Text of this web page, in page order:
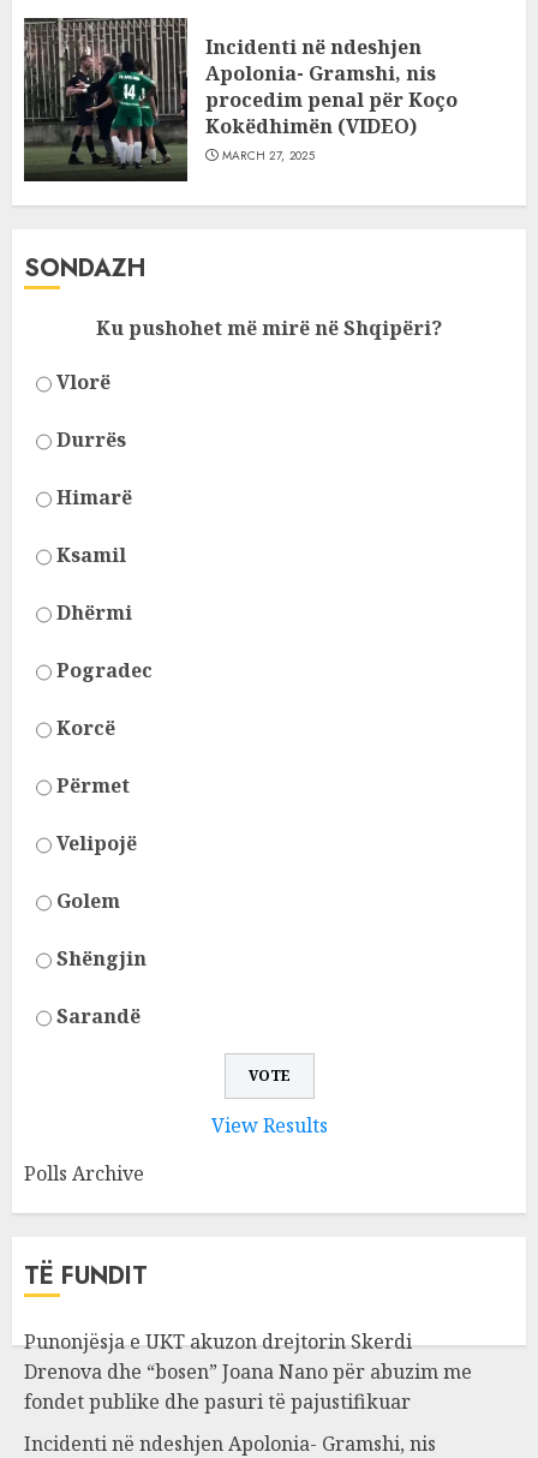
Incidenti në ndeshjen
Apolonia- Gramshi, nis
procedim penal për Koço
Kokëdhimën (VIDEO)
MARCH 27, 2025
SONDAZH
Ku pushohet më mirë në Shqipëri?
Vlorë
Durrës
Himarë
Ksamil
Dhërmi
Pogradec
Korcë
Përmet
Velipojë
Golem
Shëngjin
Sarandë
View Results
Polls Archive
TË FUNDIT
Punonjësja e UKT akuzon drejtorin Skerdi
Drenova dhe “bosen” Joana Nano për abuzim me
fondet publike dhe pasuri të pajustifikuar
Incidenti në ndeshjen Apolonia- Gramshi, nis